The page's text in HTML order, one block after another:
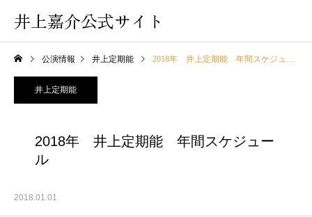
井上嘉介公式サイト
公演情報 井上定期能 2018年 井上定期能 年間スケジュール
井上定期能
2018年 井上定期能 年間スケジュー
ル
2018.01.01